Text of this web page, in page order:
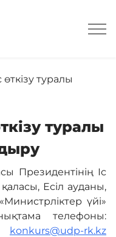
туралы
туралы
Президентінің Іс
Есіл ауданы,
үйі»
телефоны:
konkurs@udp-rk.kz